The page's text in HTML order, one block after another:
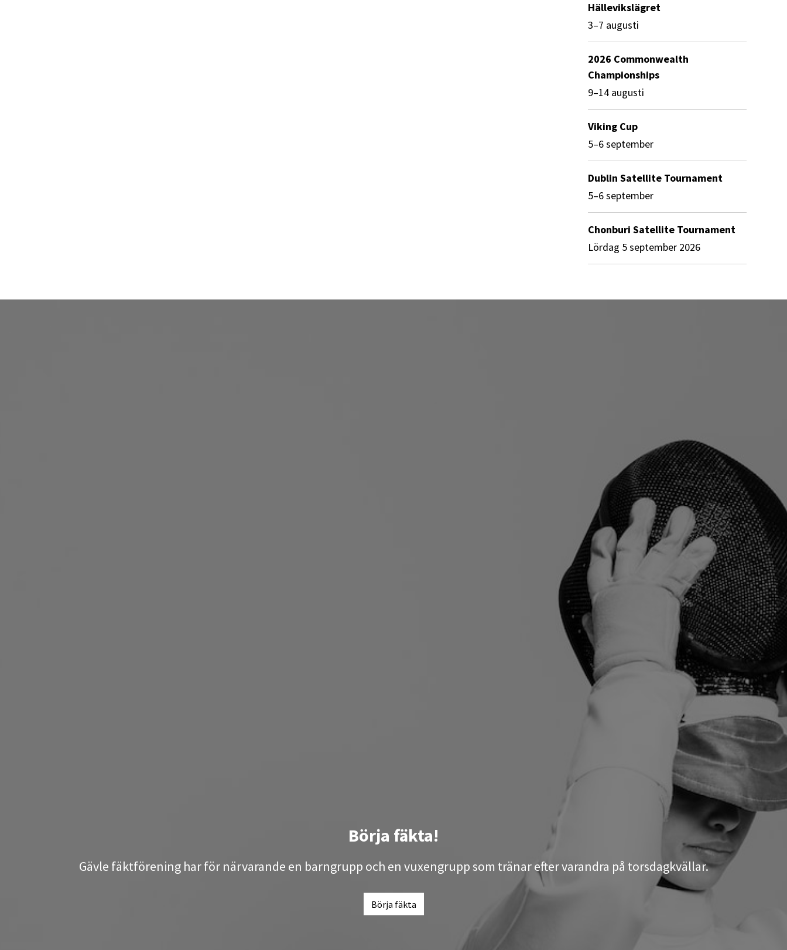
Hällevikslägret
3–7 augusti
2026 Commonwealth
Championships
9–14 augusti
Viking Cup
5–6 september
Dublin Satellite Tournament
5–6 september
Chonburi Satellite Tournament
lördag 5 september 2026
Börja fäkta!
Gävle fäktförening har för närvarande en barngrupp och en vuxengrupp som tränar efter varandra på torsdagkvällar.
Börja fäkta